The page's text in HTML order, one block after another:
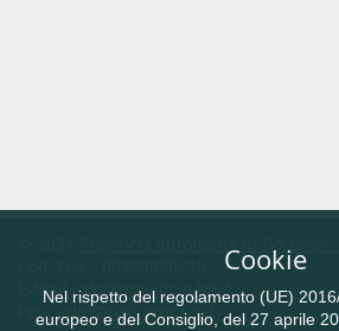
E-Mail info@provincia.bz.it
PEC:adm@pec.prov.bz.it
Cookie
Nel rispetto del regolamento (UE)
europeo e del Consiglio, del 27 aprile